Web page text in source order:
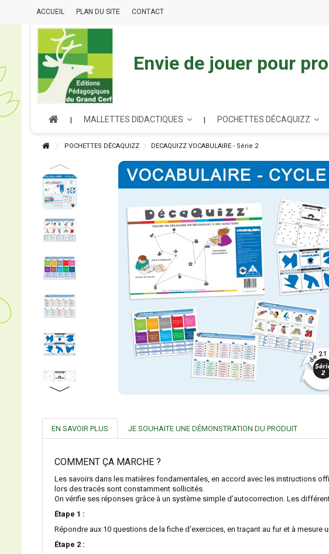
ACCUEIL PLAN DU SITE CONTACT
Envie de jouer pour
MALLETTES DIDACTIQUES POCHETTES DÉCAQUIZZ
POCHETTES DÉCAQUIZZ DECAQUIZZ VOCABULAIRE - Série 2
EN SAVOIR PLUS JE SOUHAITE UNE DÉMONSTRATION DU PRODUIT
COMMENT ÇA MARCHE ?
Les savoirs dans les matières fondamentales, en accord avec les instructions
lors des tracés sont constamment sollicités.
On vérifie ses réponses grâce à un système simple d’autocorrection. Les
Étape 1 :
Répondre aux 10 questions de la fiche d’exercices, en traçant au fur et à mesure
Étape 2 :